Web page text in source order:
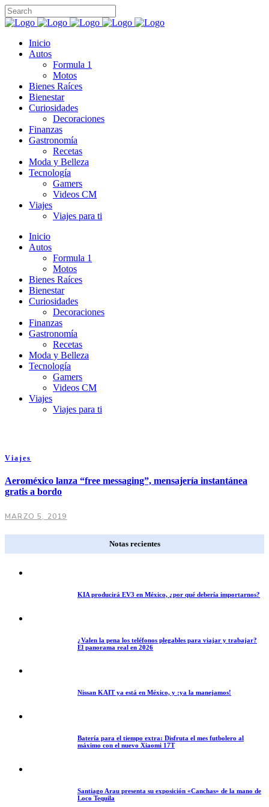
Inicio
Autos
Formula 1
Motos
Bienes Raíces
Bienestar
Curiosidades
Decoraciones
Finanzas
Gastronomía
Recetas
Moda y Belleza
Tecnología
Gamers
Videos CM
Viajes
Viajes para ti
Inicio
Autos
Formula 1
Motos
Bienes Raíces
Bienestar
Curiosidades
Decoraciones
Finanzas
Gastronomía
Recetas
Moda y Belleza
Tecnología
Gamers
Videos CM
Viajes
Viajes para ti
Viajes
Aeroméxico lanza “free messaging”, mensajería instantánea
gratis a bordo
MARZO 5, 2019
Notas recientes
KIA producirá EV3 en México, ¿por qué debería importarnos?
¿Valen la pena los teléfonos plegables para viajar y trabajar?
El panorama real en 2026
Nissan KAIT ya está en México, y ¡ya la manejamos!
Batería para el tiempo extra: Disfruta el mes futbolero al
máximo con el nuevo Xiaomi 17T
Santiago Arau presenta su exposición «Canchas» de la mano de
Loco Tequila